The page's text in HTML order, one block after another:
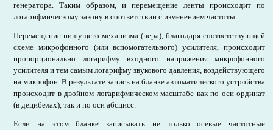
генератора. Таким образом, и перемещение ленты происходит по
логарифмическому закону в соответствии с изменением частоты.
Перемещение пишущего механизма (пера), благодаря соответствующей
схеме микрофонного (или вспомогательного) усилителя, происходит
пропорционально логарифму входного напряжения микрофонного
усилителя и тем самым логарифму звукового давления, воздействующего
на микрофон. В результате запись на бланке автоматического устройства
происходит в двойном логарифмическом масштабе как по оси ординат
(в децибелах), так и по оси абсцисс.
Если на этом бланке записывать не только осевые частотные